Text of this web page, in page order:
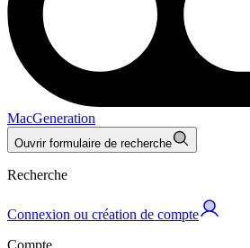
MacGeneration
Ouvrir formulaire de recherche
Recherche
Connexion ou création de compte
Compte